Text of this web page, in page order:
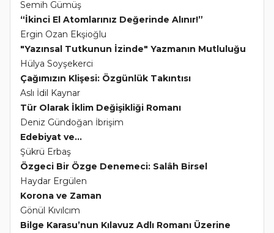
Semih Gümüş
“İkinci El Atomlarınız Değerinde Alınır!”
Ergin Ozan Ekşioğlu
"Yazınsal Tutkunun İzinde" Yazmanın Mutluluğu
Hülya Soyşekerci
Çağımızın Klişesi: Özgünlük Takıntısı
Aslı İdil Kaynar
Tür Olarak İklim Değişikliği Romanı
Deniz Gündoğan İbrişim
Edebiyat ve...
Şükrü Erbaş
Özgeci Bir Özge Denemeci: Salâh Birsel
Haydar Ergülen
Korona ve Zaman
Gönül Kıvılcım
Bilge Karasu’nun Kılavuz Adlı Romanı Üzerine